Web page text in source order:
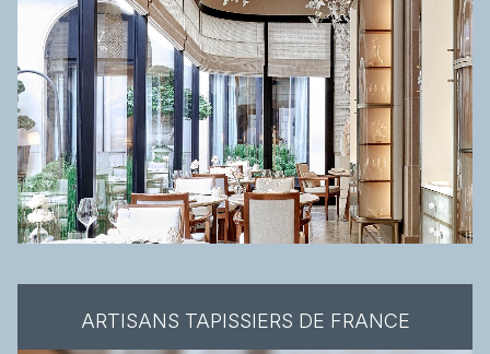
ARTISANS TAPISSIERS DE FRANCE